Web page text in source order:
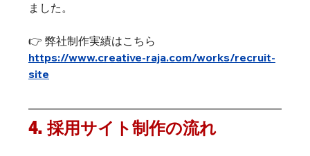
ました。
👉 弊社制作実績はこちら
https://www.creative-raja.com/works/recruit-
site
4. 採用サイト制作の流れ